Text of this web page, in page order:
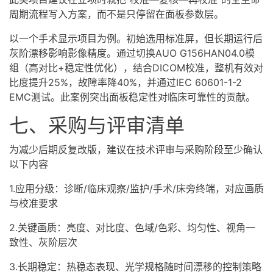
周期流程写入方案，而不是只停留在面板参数层。
以一个手术显示项目为例。初始选用标准屏，但长期运行后
灰阶漂移影响影像精度。通过切换AUO G156HAN04.0模
组（高对比+稳定性优化），结合DICOM校准，整机有效对
比度提升25%，故障率降40%，并通过IEC 60601-1-2
EMC测试。此案例突出面板稳定性对临床可靠性的贡献。
七、采购与评审清单
为减少后期反复改版，建议在技术评审与采购阶段至少确认
以下内容
1.应用分级：诊断/临床观察/监护/手术/床旁终端，对应画质
与校准要求
2.关键画质：亮度、对比度、色域/色彩、均匀性、视角一
致性、灰阶层次
3.长期稳定：热稳态表现、光学规格随时间漂移的控制策略